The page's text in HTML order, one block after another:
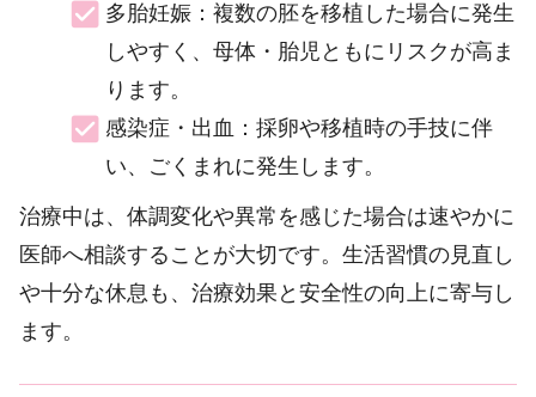
多胎妊娠：複数の胚を移植した場合に発生
しやすく、母体・胎児ともにリスクが高ま
ります。
感染症・出血：採卵や移植時の手技に伴
い、ごくまれに発生します。
治療中は、体調変化や異常を感じた場合は速やかに
医師へ相談することが大切です。生活習慣の見直し
や十分な休息も、治療効果と安全性の向上に寄与し
ます。